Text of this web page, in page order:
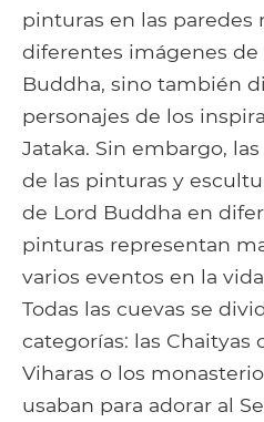
pinturas en las paredes
diferentes imágenes de
Buddha, sino también
personajes de los
Jataka. Sin embargo,
de las pinturas y
de Lord Buddha en
pinturas representan
varios eventos en la
Todas las cuevas se
categorías: las Chaityas
Viharas o los
usaban para adorar al